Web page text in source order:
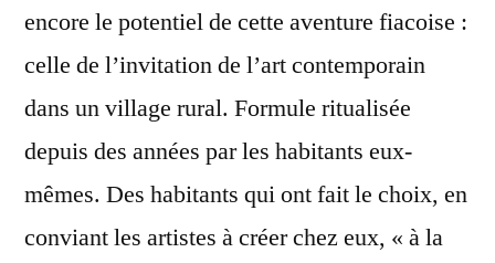
encore le potentiel de cette aventure fiacoise :
celle de l’invitation de l’art contemporain
dans un village rural. Formule ritualisée
depuis des années par les habitants eux-
mêmes. Des habitants qui ont fait le choix, en
conviant les artistes à créer chez eux, « à la